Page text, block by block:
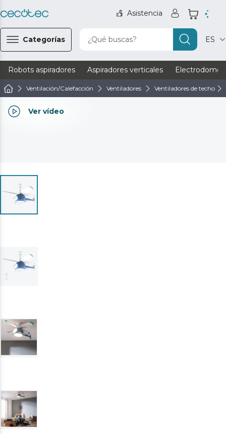
Asistencia
Categorías ¿Qué buscas? ES
Robots aspiradores Aspiradores verticales
Ventilación/Calefacción Ventiladores Ventiladores de techo
Ver vídeo